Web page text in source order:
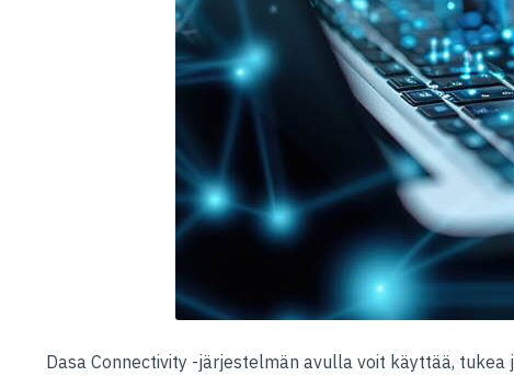
Dasa Connectivity -järjestelmän avulla voit käyttää,